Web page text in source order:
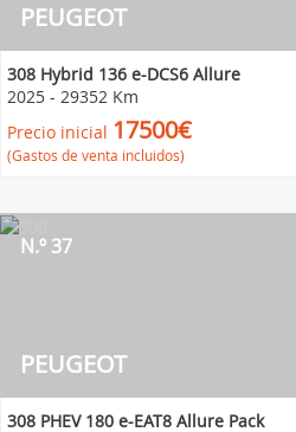
PEUGEOT
308 Hybrid 136 e-DCS6 Allure
2025 - 29352 Km
Precio inicial 17500€
(Gastos de venta incluidos)
PEUGEOT
N.º 37
308 PHEV 180 e-EAT8 Allure Pack